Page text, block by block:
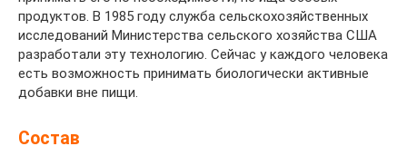
продуктов. В 1985 году служба сельскохозяйственных
исследований Министерства сельского хозяйства США
разработали эту технологию. Сейчас у каждого человека
есть возможность принимать биологически активные
добавки вне пищи.
Состав